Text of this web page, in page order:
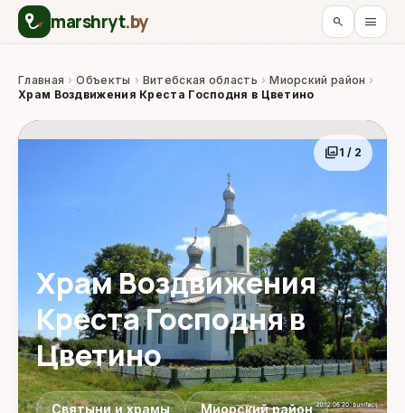
marshryt.by search menu
Главная › Объекты › Витебская область › Миорский район ›
Храм Воздвижения Креста Господня в Цветино
photo_library1 / 2
Храм Воздвижения
Креста Господня в
Цветино
Святыни и храмы Миорский район